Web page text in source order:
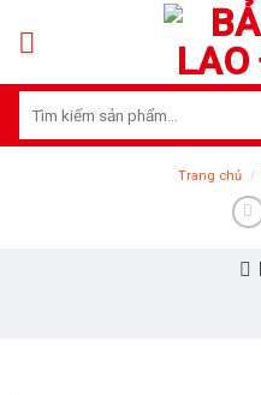
kiếm:
Trang chủ /